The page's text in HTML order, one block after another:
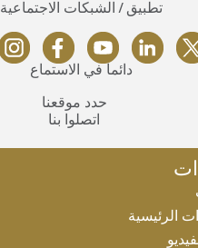
تطبيق / الشبكات الاجتماعية
دائماً في الاستماع
حدد موقعنا
اتصلوا بنا
الرئيسية